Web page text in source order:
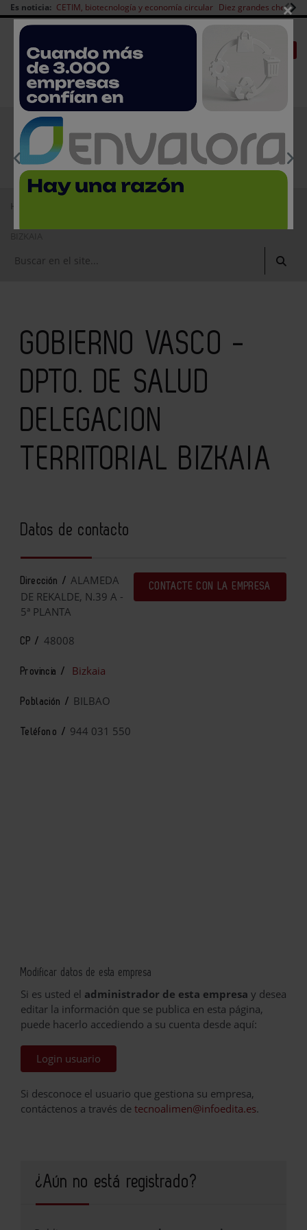
Es noticia: CETIM, biotecnología y economía circular Diez grandes chefs
Redes Sociales
Es noticia
| CANAL EMPLEO Login empresas Registro
GOBIERNO VASCO -
DPTO. DE SALUD
DELEGACION
TERRITORIAL BIZKAIA
Datos de contacto
CONTACTE CON LA EMPRESA
Dirección / ALAMEDA
DE REKALDE, N.39 A -
5ª PLANTA
CP / 48008
Provincia / Bizkaia
Población / BILBAO
Teléfono / 944 031 550
Modificar datos de esta empresa
Si es usted el administrador de esta empresa y desea
editar la información que se publica en esta página,
puede hacerlo accediendo a su cuenta desde aquí:
Login usuario
Si desconoce el usuario que gestiona su empresa,
contáctenos a través de tecnoalimen@infoedita.es.
¿Aún no está registrado?
×